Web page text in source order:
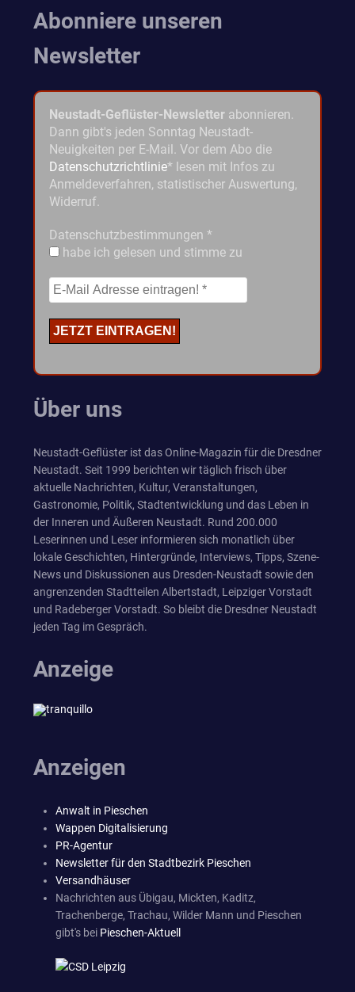
Abonniere unseren
Newsletter
Neustadt-Geflüster-Newsletter abonnieren.
Dann gibt's jeden Sonntag Neustadt-
Neuigkeiten per E-Mail. Vor dem Abo die
Datenschutzrichtlinie* lesen mit Infos zu
Anmeldeverfahren, statistischer Auswertung,
Widerruf.
Datenschutzbestimmungen *
habe ich gelesen und stimme zu
Über uns
Neustadt-Geflüster ist das Online-Magazin für die Dresdner
Neustadt. Seit 1999 berichten wir täglich frisch über
aktuelle Nachrichten, Kultur, Veranstaltungen,
Gastronomie, Politik, Stadtentwicklung und das Leben in
der Inneren und Äußeren Neustadt. Rund 200.000
Leserinnen und Leser informieren sich monatlich über
lokale Geschichten, Hintergründe, Interviews, Tipps, Szene-
News und Diskussionen aus Dresden-Neustadt sowie den
angrenzenden Stadtteilen Albertstadt, Leipziger Vorstadt
und Radeberger Vorstadt. So bleibt die Dresdner Neustadt
jeden Tag im Gespräch.
Anzeige
Anzeigen
Anwalt in Pieschen
Wappen Digitalisierung
PR-Agentur
Newsletter für den Stadtbezirk Pieschen
Versandhäuser
Nachrichten aus Übigau, Mickten, Kaditz,
Trachenberge, Trachau, Wilder Mann und Pieschen
gibt's bei Pieschen-Aktuell